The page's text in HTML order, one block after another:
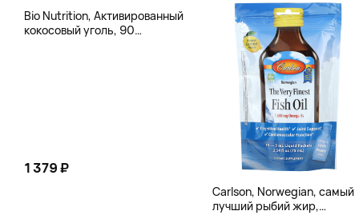
Bio Nutrition, Активированный
кокосовый уголь, 90
1 379 ₽
Carlson, Norwegian, самый
лучший рыбий жир,